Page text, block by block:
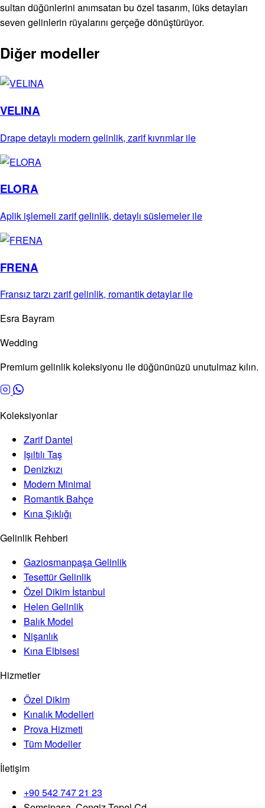
sultan düğünlerini anımsatan bu özel tasarım, lüks detayları
seven gelinlerin rüyalarını gerçeğe dönüştürüyor.
Diğer modeller
VELINA
Drape detaylı modern gelinlik, zarif kıvrımlar ile
ELORA
Aplik işlemeli zarif gelinlik, detaylı süslemeler ile
FRENA
Fransız tarzı zarif gelinlik, romantik detaylar ile
Esra Bayram
Wedding
Premium gelinlik koleksiyonu ile düğününüzü unutulmaz kılın.
Koleksiyonlar
Zarif Dantel
Işıltılı Taş
Denizkızı
Modern Minimal
Romantik Bahçe
Kına Şıklığı
Gelinlik Rehberi
Gaziosmanpaşa Gelinlik
Tesettür Gelinlik
Özel Dikim İstanbul
Helen Gelinlik
Balık Model
Nişanlık
Kına Elbisesi
Hizmetler
Özel Dikim
Kınalık Modelleri
Prova Hizmeti
Tüm Modeller
İletişim
+90 542 747 21 23